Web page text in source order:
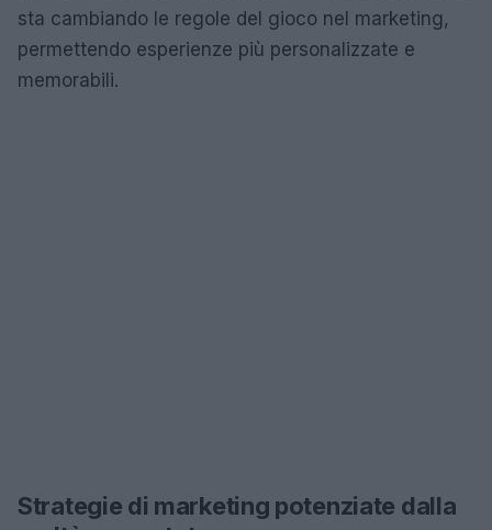
sta cambiando le regole del gioco nel marketing,
permettendo esperienze più personalizzate e
memorabili.
Strategie di marketing potenziate dalla